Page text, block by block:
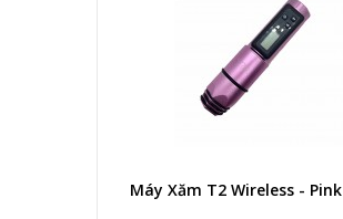
Máy Xăm T2 Wireless - Pink